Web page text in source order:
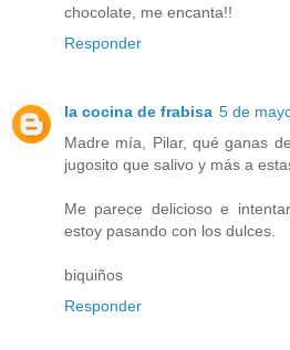
chocolate, me encanta!!
Responder
la cocina de frabisa 5 de
Madre mía, Pilar, qué ganas
jugosito que salivo y más a
Me parece delicioso e
estoy pasando con los dulces.
biquiños
Responder